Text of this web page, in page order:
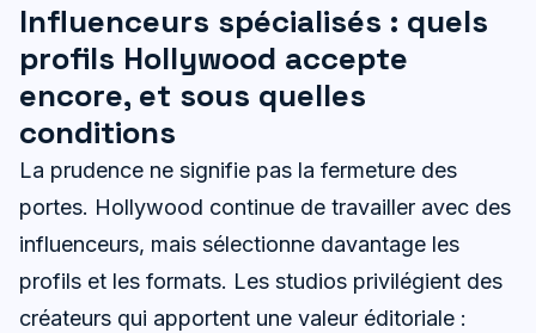
Influenceurs spécialisés : quels
profils Hollywood accepte
encore, et sous quelles
conditions
La prudence ne signifie pas la fermeture des
portes. Hollywood continue de travailler avec des
influenceurs, mais sélectionne davantage les
profils et les formats. Les studios privilégient des
créateurs qui apportent une valeur éditoriale :